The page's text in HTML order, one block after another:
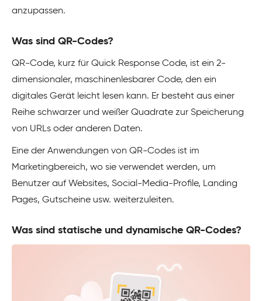
anzupassen.
Was sind QR-Codes?
QR-Code, kurz für Quick Response Code, ist ein 2-
dimensionaler, maschinenlesbarer Code, den ein
digitales Gerät leicht lesen kann. Er besteht aus einer
Reihe schwarzer und weißer Quadrate zur Speicherung
von URLs oder anderen Daten.
Eine der Anwendungen von QR-Codes ist im
Marketingbereich, wo sie verwendet werden, um
Benutzer auf Websites, Social-Media-Profile, Landing
Pages, Gutscheine usw. weiterzuleiten.
Was sind statische und dynamische QR-Codes?